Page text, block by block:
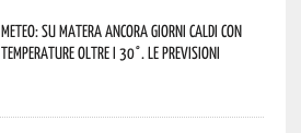
Meteo: su Matera ancora giorni caldi con
temperature oltre i 30°. Le previsioni